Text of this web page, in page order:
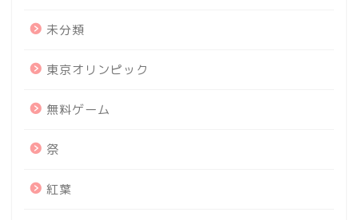
未分類
東京オリンピック
無料ゲーム
祭
紅葉